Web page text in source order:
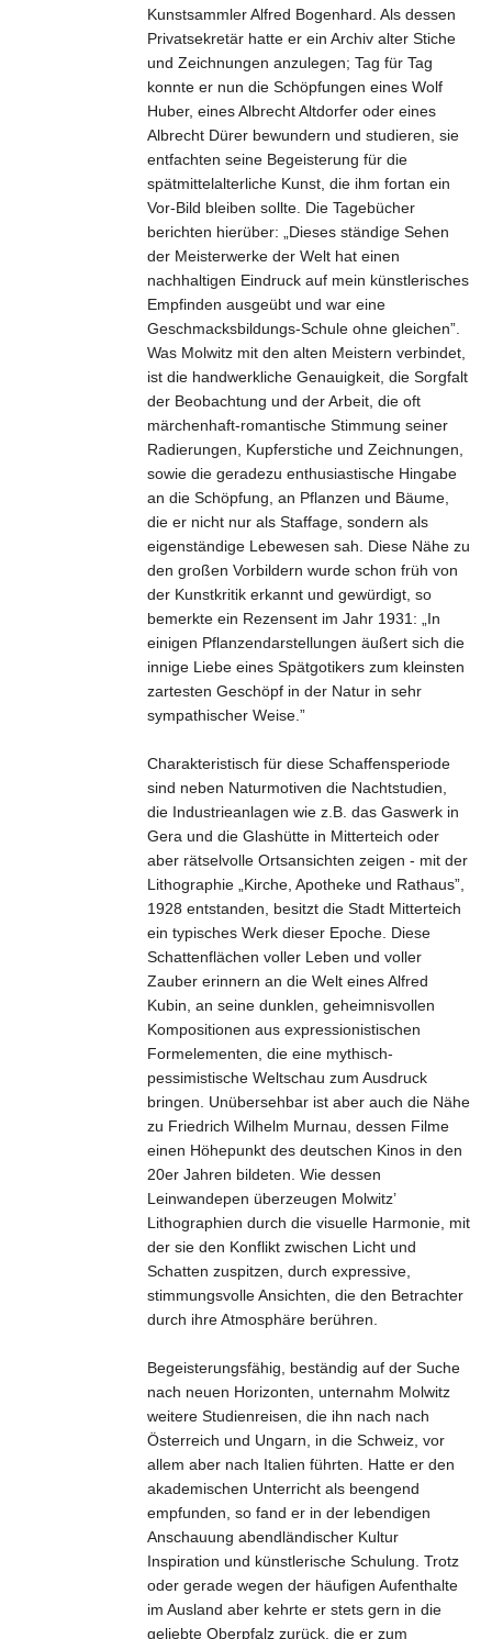
Kunstsammler Alfred Bogenhard. Als dessen
Privatsekretär hatte er ein Archiv alter Stiche
und Zeichnungen anzulegen; Tag für Tag
konnte er nun die Schöpfungen eines Wolf
Huber, eines Albrecht Altdorfer oder eines
Albrecht Dürer bewundern und studieren, sie
entfachten seine Begeisterung für die
spätmittelalterliche Kunst, die ihm fortan ein
Vor-Bild bleiben sollte. Die Tagebücher
berichten hierüber: „Dieses ständige Sehen
der Meisterwerke der Welt hat einen
nachhaltigen Eindruck auf mein künstlerisches
Empfinden ausgeübt und war eine
Geschmacksbildungs-Schule ohne gleichen”.
Was Molwitz mit den alten Meistern verbindet,
ist die handwerkliche Genauigkeit, die Sorgfalt
der Beobachtung und der Arbeit, die oft
märchenhaft-romantische Stimmung seiner
Radierungen, Kupferstiche und Zeichnungen,
sowie die geradezu enthusiastische Hingabe
an die Schöpfung, an Pflanzen und Bäume,
die er nicht nur als Staffage, sondern als
eigenständige Lebewesen sah. Diese Nähe zu
den großen Vorbildern wurde schon früh von
der Kunstkritik erkannt und gewürdigt, so
bemerkte ein Rezensent im Jahr 1931: „In
einigen Pflanzendarstellungen äußert sich die
innige Liebe eines Spätgotikers zum kleinsten
zartesten Geschöpf in der Natur in sehr
sympathischer Weise.”
Charakteristisch für diese Schaffensperiode
sind neben Naturmotiven die Nachtstudien,
die Industrieanlagen wie z.B. das Gaswerk in
Gera und die Glashütte in Mitterteich oder
aber rätselvolle Ortsansichten zeigen - mit der
Lithographie „Kirche, Apotheke und Rathaus”,
1928 entstanden, besitzt die Stadt Mitterteich
ein typisches Werk dieser Epoche. Diese
Schattenflächen voller Leben und voller
Zauber erinnern an die Welt eines Alfred
Kubin, an seine dunklen, geheimnisvollen
Kompositionen aus expressionistischen
Formelementen, die eine mythisch-
pessimistische Weltschau zum Ausdruck
bringen. Unübersehbar ist aber auch die Nähe
zu Friedrich Wilhelm Murnau, dessen Filme
einen Höhepunkt des deutschen Kinos in den
20er Jahren bildeten. Wie dessen
Leinwandepen überzeugen Molwitz’
Lithographien durch die visuelle Harmonie, mit
der sie den Konflikt zwischen Licht und
Schatten zuspitzen, durch expressive,
stimmungsvolle Ansichten, die den Betrachter
durch ihre Atmosphäre berühren.
Begeisterungsfähig, beständig auf der Suche
nach neuen Horizonten, unternahm Molwitz
weitere Studienreisen, die ihn nach nach
Österreich und Ungarn, in die Schweiz, vor
allem aber nach Italien führten. Hatte er den
akademischen Unterricht als beengend
empfunden, so fand er in der lebendigen
Anschauung abendländischer Kultur
Inspiration und künstlerische Schulung. Trotz
oder gerade wegen der häufigen Aufenthalte
im Ausland aber kehrte er stets gern in die
geliebte Oberpfalz zurück, die er zum